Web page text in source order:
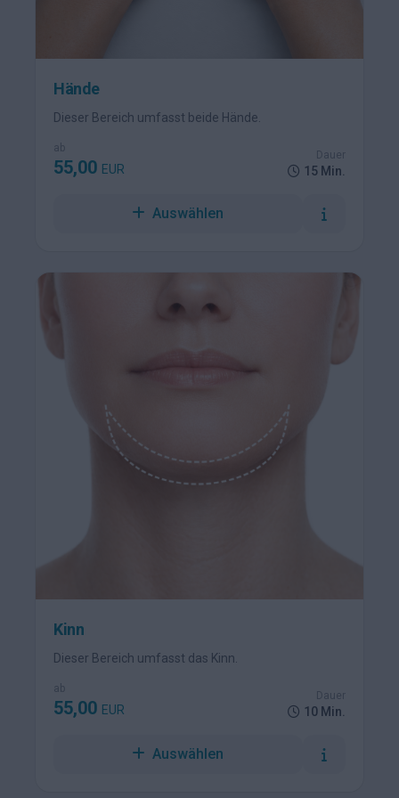
Hände
Dieser Bereich umfasst beide Hände.
ab
55,00 EUR
Dauer
15 Min.
Auswählen
Kinn
Dieser Bereich umfasst das Kinn.
ab
55,00 EUR
Dauer
10 Min.
Auswählen